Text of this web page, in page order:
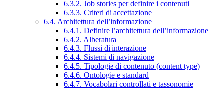
6.3.2. Job stories per definire i contenuti
6.3.3. Criteri di accettazione
6.4. Architettura dell’informazione
6.4.1. Definire l’architettura dell’informazione
6.4.2. Alberatura
6.4.3. Flussi di interazione
6.4.4. Sistemi di navigazione
6.4.5. Tipologie di contenuto (content type)
6.4.6. Ontologie e standard
6.4.7. Vocabolari controllati e tassonomie